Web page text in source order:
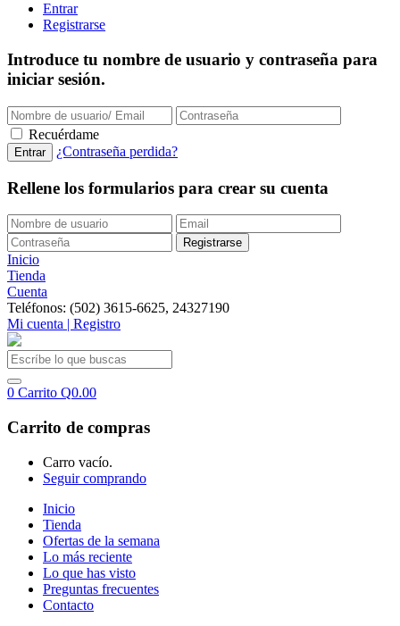
Entrar
Registrarse
Introduce tu nombre de usuario y contraseña para
iniciar sesión.
Recuérdame
¿Contraseña perdida?
Rellene los formularios para crear su cuenta
Inicio
Tienda
Cuenta
Teléfonos: (502) 3615-6625, 24327190
Mi cuenta | Registro
0 Carrito Q0.00
Carrito de compras
Carro vacío.
Seguir comprando
Inicio
Tienda
Ofertas de la semana
Lo más reciente
Lo que has visto
Preguntas frecuentes
Contacto